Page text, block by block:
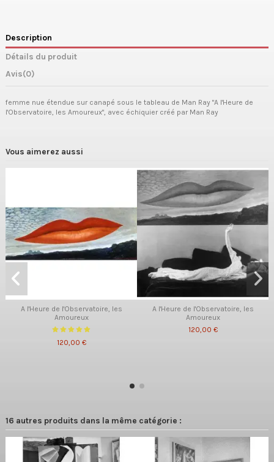
Description
Détails du produit
Avis(0)
femme nue étendue sur canapé sous le tableau de Man Ray "A l'Heure de
l'Observatoire, les Amoureux", avec échiquier créé par Man Ray
Vous aimerez aussi
A l'Heure de l'Observatoire, les
Amoureux
120,00 €
A l'Heure de l'Observatoire, les
Amoureux
120,00 €
16 autres produits dans la même catégorie :